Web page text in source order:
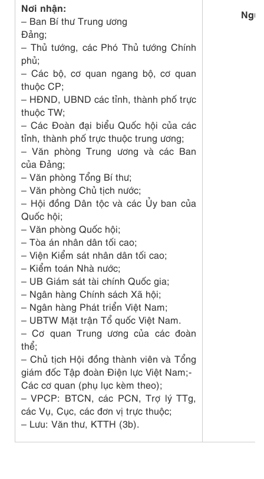
Nơi nhận:
– Ban Bí thư Trung ương
Đảng;
– Thủ tướng, các Phó Thủ tướng Chính
phủ;
– Các bộ, cơ quan ngang bộ, cơ quan
thuộc CP;
– HĐND, UBND các tỉnh, thành phố trực
thuộc TW;
– Các Đoàn đại biểu Quốc hội của các
tỉnh, thành phố trực thuộc trung ương;
– Văn phòng Trung ương và các Ban
của Đảng;
– Văn phòng Tổng Bí thư;
– Văn phòng Chủ tịch nước;
– Hội đồng Dân tộc và các Ủy ban của
Quốc hội;
– Văn phòng Quốc hội;
– Tòa án nhân dân tối cao;
– Viện Kiểm sát nhân dân tối cao;
– Kiểm toán Nhà nước;
– UB Giám sát tài chính Quốc gia;
– Ngân hàng Chính sách Xã hội;
– Ngân hàng Phát triển Việt Nam;
– UBTW Mặt trận Tổ quốc Việt Nam.
– Cơ quan Trung ương của các đoàn
thể;
– Chủ tịch Hội đồng thành viên và Tổng
giám đốc Tập đoàn Điện lực Việt Nam;-
Các cơ quan (phụ lục kèm theo);
– VPCP: BTCN, các PCN, Trợ lý TTg,
các Vụ, Cục, các đơn vị trực thuộc;
– Lưu: Văn thư, KTTH (3b).